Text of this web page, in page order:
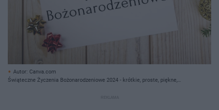
Autor: Canva.com
Świąteczne Życzenia Bożonarodzeniowe 2024 - krótkie, proste, piękne,